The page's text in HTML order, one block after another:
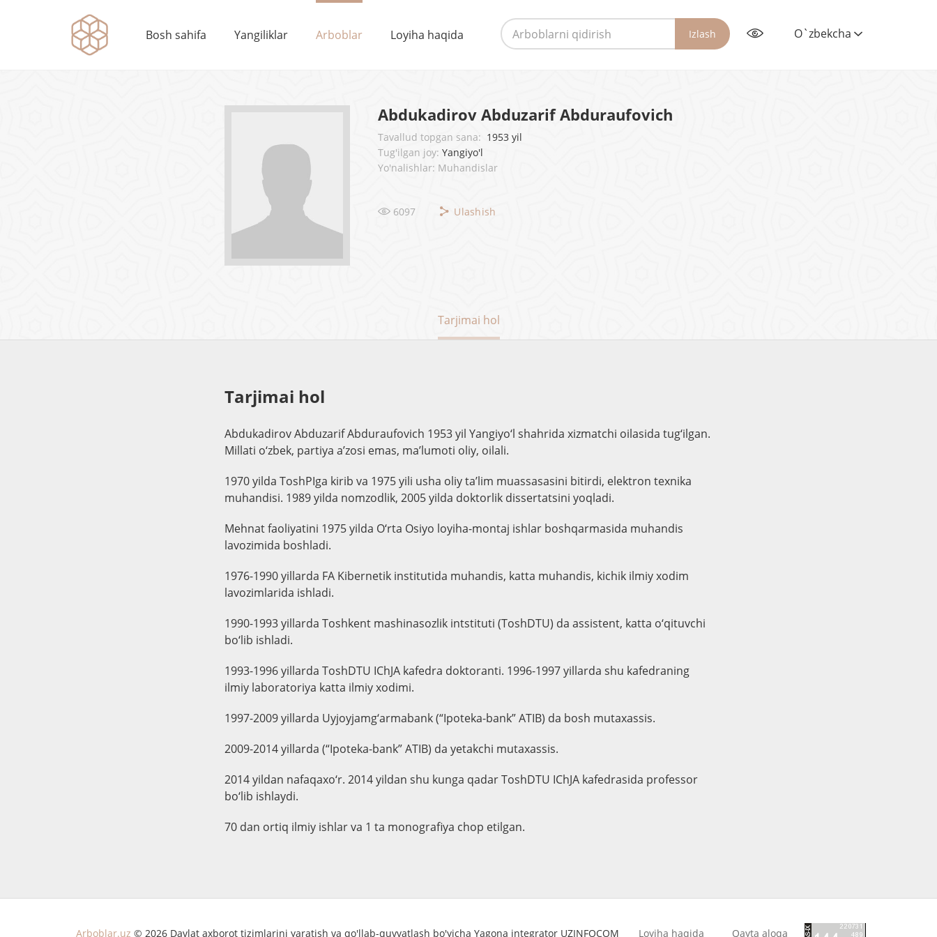
Bosh sahifa Yangiliklar Arboblar Loyiha haqida Izlash O`zbekcha
Abdukadirov Abduzarif Abduraufovich
Tavallud topgan sana: 1953 yil
Tug'ilgan joy: Yangiyo'l
Yo'nalishlar: Muhandislar
6097 Ulashish
Tarjimai hol
Tarjimai hol
Abdukadirov Abduzarif Abduraufovich 1953 yil Yangiyo‘l shahrida xizmatchi oilasida tug‘ilgan.
Millati o‘zbek, partiya a’zosi emas, ma’lumoti oliy, oilali.
1970 yilda ToshPIga kirib va 1975 yili usha oliy ta’lim muassasasini bitirdi, elektron texnika
muhandisi. 1989 yilda nomzodlik, 2005 yilda doktorlik dissertatsini yoqladi.
Mehnat faoliyatini 1975 yilda O‘rta Osiyo loyiha-montaj ishlar boshqarmasida muhandis
lavozimida boshladi.
1976-1990 yillarda FA Kibernetik institutida muhandis, katta muhandis, kichik ilmiy xodim
lavozimlarida ishladi.
1990-1993 yillarda Toshkent mashinasozlik intstituti (ToshDTU) da assistent, katta o‘qituvchi
bo‘lib ishladi.
1993-1996 yillarda ToshDTU IChJA kafedra doktoranti. 1996-1997 yillarda shu kafedraning
ilmiy laboratoriya katta ilmiy xodimi.
1997-2009 yillarda Uyjoyjamg‘armabank (“Ipoteka-bank” ATIB) da bosh mutaxassis.
2009-2014 yillarda (“Ipoteka-bank” ATIB) da yetakchi mutaxassis.
2014 yildan nafaqaxo‘r. 2014 yildan shu kunga qadar ToshDTU IChJA kafedrasida professor
bo‘lib ishlaydi.
70 dan ortiq ilmiy ishlar va 1 ta monografiya chop etilgan.
Arboblar.uz © 2026 Davlat axborot tizimlarini yaratish va qo'llab-quvvatlash bo'yicha Yagona integrator UZINFOCOM Loyiha haqida Qayta aloqa